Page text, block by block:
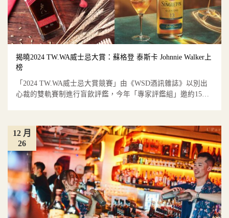
揭曉2024 TW.WA威士忌大賞：蘇格登 泰斯卡 Johnnie Walker上
榜
「2024 TW.WA威士忌大賞競賽」由《WSD酒訊雜誌》以別出
心裁的雙軌賽制進行盲飲評鑑，今年「專家評鑑組」邀約15
26
12 月